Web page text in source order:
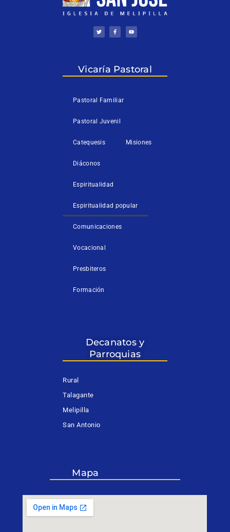
T
w
i
F
a
c
-
f
Y
o
u
Vicaría Pastoral
Pastoral Familiar
Pastoral Juvenil
Catequesis Misiones
Diáconos
Espiritualidad
Espiritualidad popular
Comunicaciones
Vocacional
Presbiteros
Formación
Decanatos y
Parroquias
Rural
Talagante
Melipilla
San Antonio
Mapa